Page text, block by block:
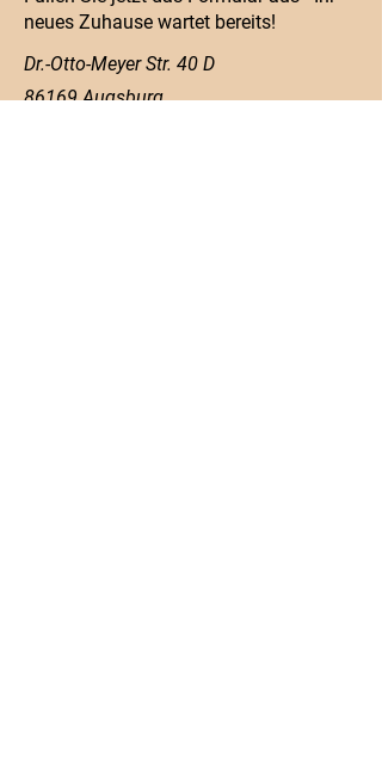
neues Zuhause wartet bereits!
Dr.-Otto-Meyer Str. 40 D
86169 Augsburg